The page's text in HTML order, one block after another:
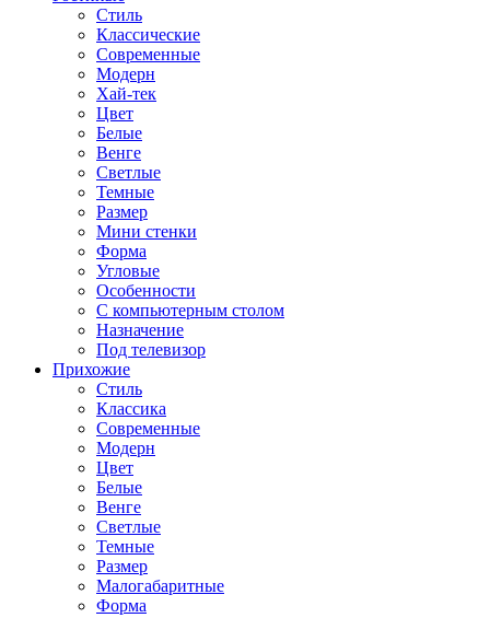
Стиль
Классические
Современные
Модерн
Хай-тек
Цвет
Белые
Венге
Светлые
Темные
Размер
Мини стенки
Форма
Угловые
Особенности
С компьютерным столом
Назначение
Под телевизор
Прихожие
Стиль
Классика
Современные
Модерн
Цвет
Белые
Венге
Светлые
Темные
Размер
Малогабаритные
Форма